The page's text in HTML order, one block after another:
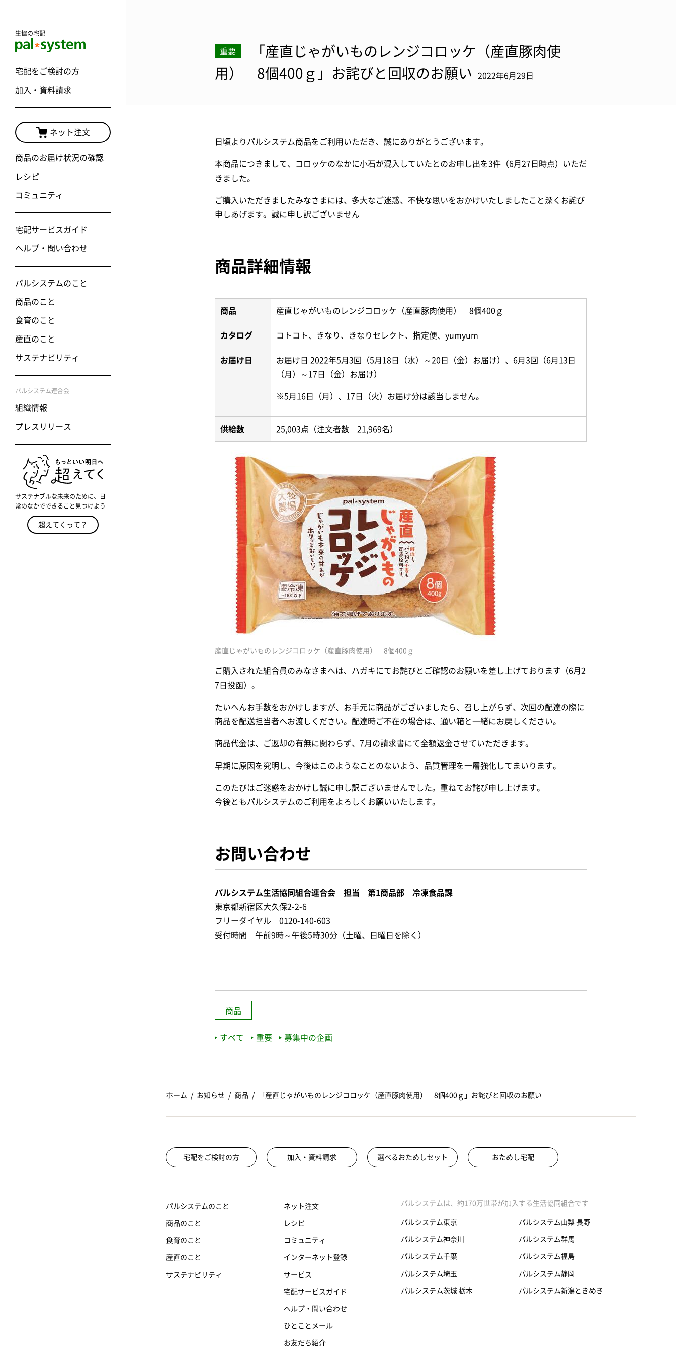
生協の宅配
宅配をご検討の方
加入・資料請求
ネット注文
商品のお届け状況の確認
レシピ
コミュニティ
宅配サービスガイド
ヘルプ・問い合わせ
パルシステムのこと
商品のこと
食育のこと
産直のこと
サステナビリティ
パルシステム連合会
組織情報
プレスリリース
サステナブルな未来のために、日
常のなかでできること見つけよう
超えてくって？
重要
「産直じゃがいものレンジコロッケ（産直豚肉使
用） 8個400ｇ」お詫びと回収のお願い
2022年6月29日
日頃よりパルシステム商品をご利用いただき、誠にありがとうございます。
本商品につきまして、コロッケのなかに小石が混入していたとのお申し出を3件（6月27日時点）いただ
きました。
ご購入いただきましたみなさまには、多大なご迷惑、不快な思いをおかけいたしましたこと深くお詫び
申しあげます。誠に申し訳ございません
商品詳細情報
商品 産直じゃがいものレンジコロッケ（産直豚肉使用） 8個400ｇ
カタログ コトコト、きなり、きなりセレクト、指定便、yumyum
お届け日
お届け日 2022年5月3回（5月18日（水）～20日（金）お届け）、6月3回（6月13日
（月）～17日（金）お届け）
※5月16日（月）、17日（火）お届け分は該当しません。
供給数 25,003点（注文者数 21,969名）
産直じゃがいものレンジコロッケ（産直豚肉使用） 8個400ｇ
ご購入された組合員のみなさまへは、ハガキにてお詫びとご確認のお願いを差し上げております（6月2
7日投函）。
たいへんお手数をおかけしますが、お手元に商品がございましたら、召し上がらず、次回の配達の際に
商品を配送担当者へお渡しください。配達時ご不在の場合は、通い箱と一緒にお戻しください。
商品代金は、ご返却の有無に関わらず、7月の請求書にて全額返金させていただきます。
早期に原因を究明し、今後はこのようなことのないよう、品質管理を一層強化してまいります。
このたびはご迷惑をおかけし誠に申し訳ございませんでした。重ねてお詫び申し上げます。
今後ともパルシステムのご利用をよろしくお願いいたします。
お問い合わせ
パルシステム生活協同組合連合会 担当 第1商品部 冷凍食品課
東京都新宿区大久保2-2-6
フリーダイヤル 0120-140-603
受付時間 午前9時～午後5時30分（土曜、日曜日を除く）
商品
すべて 重要 募集中の企画
ホーム お知らせ 商品 「産直じゃがいものレンジコロッケ（産直豚肉使用） 8個400ｇ」お詫びと回収のお願い
宅配をご検討の方 加入・資料請求 選べるおためしセット おためし宅配
パルシステムのこと
商品のこと
食育のこと
産直のこと
サステナビリティ
ネット注文
レシピ
コミュニティ
インターネット登録
サービス
宅配サービスガイド
ヘルプ・問い合わせ
ひとことメール
お友だち紹介
パルシステムは、約170万世帯が加入する生活協同組合です
パルシステム東京
パルシステム神奈川
パルシステム千葉
パルシステム埼玉
パルシステム茨城 栃木
パルシステム山梨 長野
パルシステム群馬
パルシステム福島
パルシステム静岡
パルシステム新潟ときめき